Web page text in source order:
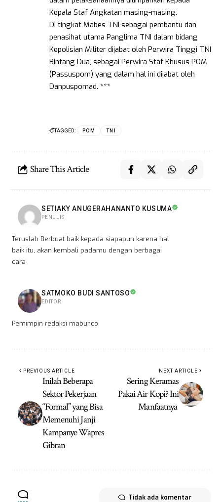
Kepala Staf Angkatan masing-masing.
Di tingkat Mabes TNI sebagai pembantu dan
penasihat utama Panglima TNI dalam bidang
Kepolisian Militer dijabat oleh Perwira Tinggi TNI
Bintang Dua, sebagai Perwira Staf Khusus POM
(Passuspom) yang dalam hal ini dijabat oleh
Danpuspomad. ***
TAGGED: POM TNI
Share This Article
SETIAKY ANUGERAHANANTO KUSUMA
PENULIS
Teruslah Berbuat baik kepada siapapun karena hal
baik itu, akan kembali padamu dengan berbagai
cara
SATMOKO BUDI SANTOSO
EDITOR
Pemimpin redaksi mabur.co
PREVIOUS ARTICLE
Inilah Beberapa
Sektor Pekerjaan
“Formal” yang Bisa
Memenuhi Janji
Kampanye Wapres
Gibran
NEXT ARTICLE
Sering Keramas
Pakai Air Kopi? Ini
Manfaatnya
Tidak ada komentar